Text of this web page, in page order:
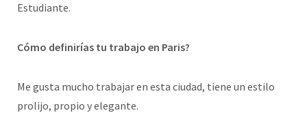
Estudiante.
Cómo definirías tu trabajo en Paris?
Me gusta mucho trabajar en esta ciudad, tiene un estilo
prolijo, propio y elegante.